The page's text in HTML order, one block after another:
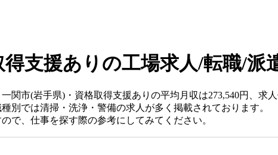
支援ありの工場求人/転職/派
関市(岩手県)・資格取得支援ありの平均月収は273,540円、求人
別では清掃・洗浄・警備の求人が多く掲載されております。
で、仕事を探す際の参考にしてみてください。